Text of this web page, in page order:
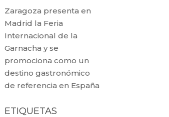
Zaragoza presenta en
Madrid la Feria
Internacional de la
Garnacha y se
promociona como un
destino gastronómico
de referencia en España
ETIQUETAS